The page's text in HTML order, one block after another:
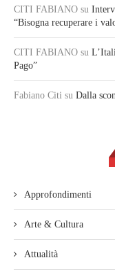
CITI FABIANO su
“Bisogna recuperare i
CITI FABIANO su
Pago”
Fabiano Citi su Dalla
Approfondimenti
Arte & Cultura
Attualità